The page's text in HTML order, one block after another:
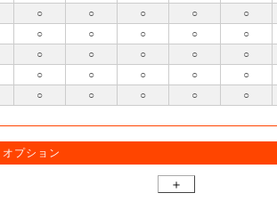
○ ○ ○ ○ ○
○ ○ ○ ○ ○
○ ○ ○ ○ ○
○ ○ ○ ○ ○
○ ○ ○ ○ ○
オプション
＋